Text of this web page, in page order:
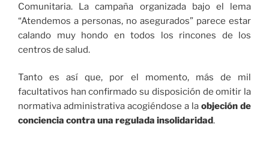
Comunitaria. La campaña organizada bajo el lema
“Atendemos a personas, no asegurados” parece estar
calando muy hondo en todos los rincones de los
centros de salud.
Tanto es así que, por el momento, más de mil
facultativos han confirmado su disposición de omitir la
normativa administrativa acogiéndose a la objeción de
conciencia contra una regulada insolidaridad.